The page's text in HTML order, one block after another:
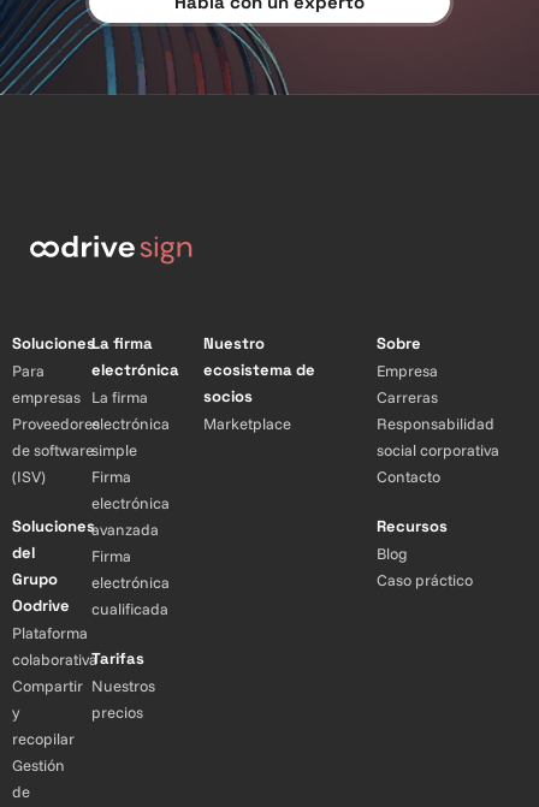
Soluciones
Para
empresas
Proveedores
de software
(ISV)
Soluciones
del
Grupo
Oodrive
Plataforma
colaborativa
Compartir
y
recopilar
Gestión
de
La firma
electrónica
La firma
electrónica
simple
Firma
electrónica
avanzada
Firma
electrónica
cualificada
Tarifas
Nuestros
precios
Nuestro
ecosistema de
socios
Marketplace
Sobre
Empresa
Carreras
Responsabilidad
social corporativa
Contacto
Recursos
Blog
Caso práctico